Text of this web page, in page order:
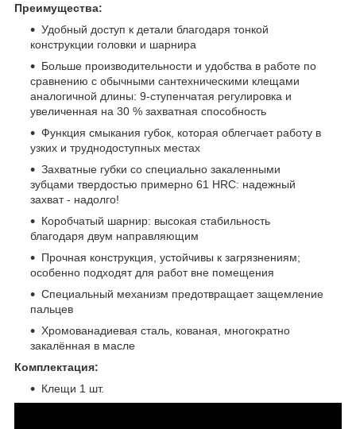
Преимущества:
Удобный доступ к детали благодаря тонкой
конструкции головки и шарнира
Больше производительности и удобства в работе по
сравнению с обычными сантехническими клещами
аналогичной длины: 9-ступенчатая регулировка и
увеличенная на 30 % захватная способность
Функция смыкания губок, которая облегчает работу в
узких и труднодоступных местах
Захватные губки со специально закаленными
зубцами твердостью примерно 61 HRC: надежный
захват - надолго!
Коробчатый шарнир: высокая стабильность
благодаря двум направляющим
Прочная конструкция, устойчивы к загрязнениям;
особенно подходят для работ вне помещения
Специальный механизм предотвращает защемление
пальцев
Хромованадиевая сталь, кованая, многократно
закалённая в масле
Комплектация:
Клещи 1 шт.